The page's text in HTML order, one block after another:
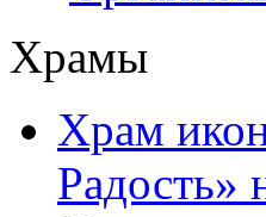
Храмы
Храм
Радость»